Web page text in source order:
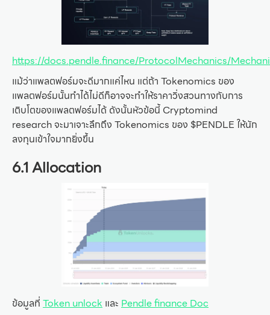
https://docs.pendle.finance/ProtocolMechanics/
แม้ว่าแพลตฟอร์มจะดีมากแค่ไหน แต่ถ้า Tokenomics ของ
แพลตฟอร์มนั้นทำได้ไม่ดีก็อาจจะทำให้ราคาวิ่งสวนทางกับการ
เติบโตของแพลตฟอร์มได้ ดังนั้นหัวข้อนี้ Cryptomind
research จะมาเจาะลึกถึง Tokenomics ของ $PENDLE ให้นัก
ลงทุนเข้าใจมากยิ่งขึ้น
6.1 Allocation
ข้อมูลที่ Token unlock และ Pendle finance Doc